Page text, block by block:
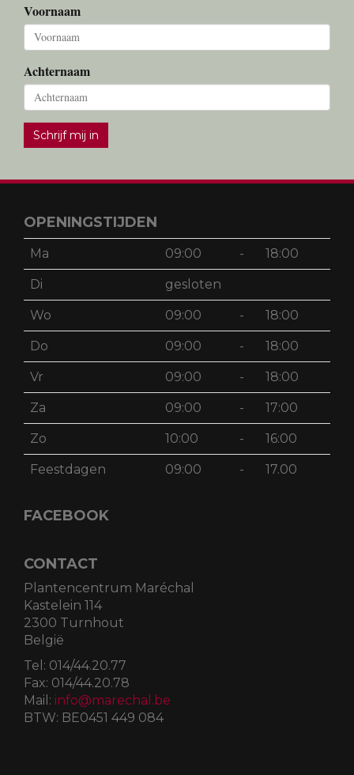
Voornaam
Achternaam
Schrijf mij in
OPENINGSTIJDEN
Ma 09:00 - 18:00
Di gesloten
Wo 09:00 - 18:00
Do 09:00 - 18:00
Vr 09:00 - 18:00
Za 09:00 - 17:00
Zo 10:00 - 16:00
Feestdagen 09:00 - 17.00
FACEBOOK
CONTACT
Plantencentrum Maréchal
Kastelein 114
2300 Turnhout
België
Tel: 014/44.20.77
Fax: 014/44.20.78
Mail: info@marechal.be
BTW: BE0451 449 084